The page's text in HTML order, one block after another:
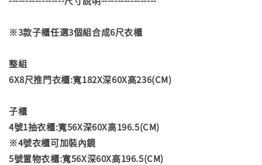
※3款子櫃任選3個組合成6尺衣櫃
整組
6X8尺推門衣櫃:寬182X深60X高236(CM)
子櫃
4號1抽衣櫃:寬56X深60X高196.5(CM)
※4號衣櫃可加裝內鏡
5號置物衣櫃:寬56X深60X高196.5(CM)